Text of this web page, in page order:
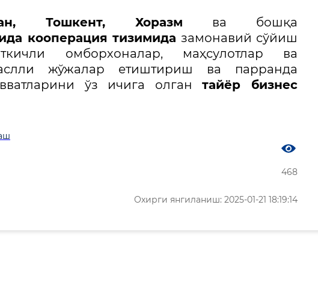
Тошкент, Хоразм ва бошқа
кооперация тизимида замонавий сўйиш
омборхоналар, маҳсулотлар ва
жўжалар етиштириш ва парранда
ўз ичига олгантайёр бизнес
468
Охирги янгиланиш: 2025-01-21 18:19:14